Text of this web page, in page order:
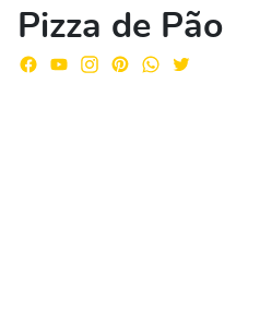
Pizza de Pão
Comece cortando